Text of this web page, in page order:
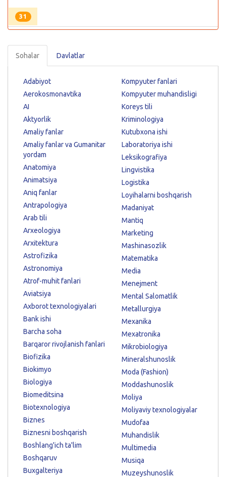
31
Sohalar Davlatlar
Adabiyot
Aerokosmonavtika
AI
Aktyorlik
Amaliy fanlar
Amaliy fanlar va Gumanitar
yordam
Anatomiya
Animatsiya
Aniq fanlar
Antrapologiya
Arab tili
Arxeologiya
Arxitektura
Astrofizika
Astronomiya
Atrof-muhit fanlari
Aviatsiya
Axborot texnologiyalari
Bank ishi
Barcha soha
Barqaror rivojlanish fanlari
Biofizika
Biokimyo
Biologiya
Biomeditsina
Biotexnologiya
Biznes
Biznesni boshqarish
Boshlang'ich ta'lim
Boshqaruv
Buxgalteriya
Kompyuter fanlari
Kompyuter muhandisligi
Koreys tili
Kriminologiya
Kutubxona ishi
Laboratoriya ishi
Leksikografiya
Lingvistika
Logistika
Loyihalarni boshqarish
Madaniyat
Mantiq
Marketing
Mashinasozlik
Matematika
Media
Menejment
Mental Salomatlik
Metallurgiya
Mexanika
Mexatronika
Mikrobiologiya
Mineralshunoslik
Moda (Fashion)
Moddashunoslik
Moliya
Moliyaviy texnologiyalar
Mudofaa
Muhandislik
Multimedia
Musiqa
Muzeyshunoslik